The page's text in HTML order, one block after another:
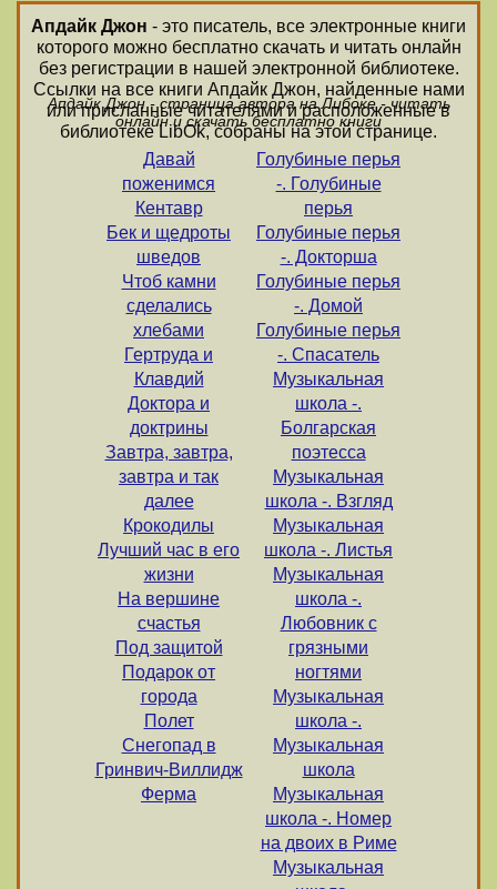
Апдайк Джон - это писатель, все электронные книги
которого можно бесплатно скачать и читать онлайн
без регистрации в нашей электронной библиотеке.
Ссылки на все книги Апдайк Джон, найденные нами
или присланные читателями и расположенные в
библиотеке LibOk, собраны на этой странице.
Апдайк Джон - страница автора на Либоке - читать
онлайн и скачать бесплатно книги
Давай
поженимся
Кентавр
Бек и щедроты
шведов
Чтоб камни
сделались
хлебами
Гертруда и
Клавдий
Доктора и
доктрины
Завтра, завтра,
завтра и так
далее
Крокодилы
Лучший час в его
жизни
На вершине
счастья
Под защитой
Подарок от
города
Полет
Снегопад в
Гринвич-Виллидж
Ферма
Голубиные перья
-. Голубиные
перья
Голубиные перья
-. Докторша
Голубиные перья
-. Домой
Голубиные перья
-. Спасатель
Музыкальная
школа -.
Болгарская
поэтесса
Музыкальная
школа -. Взгляд
Музыкальная
школа -. Листья
Музыкальная
школа -.
Любовник с
грязными
ногтями
Музыкальная
школа -.
Музыкальная
школа
Музыкальная
школа -. Номер
на двоих в Риме
Музыкальная